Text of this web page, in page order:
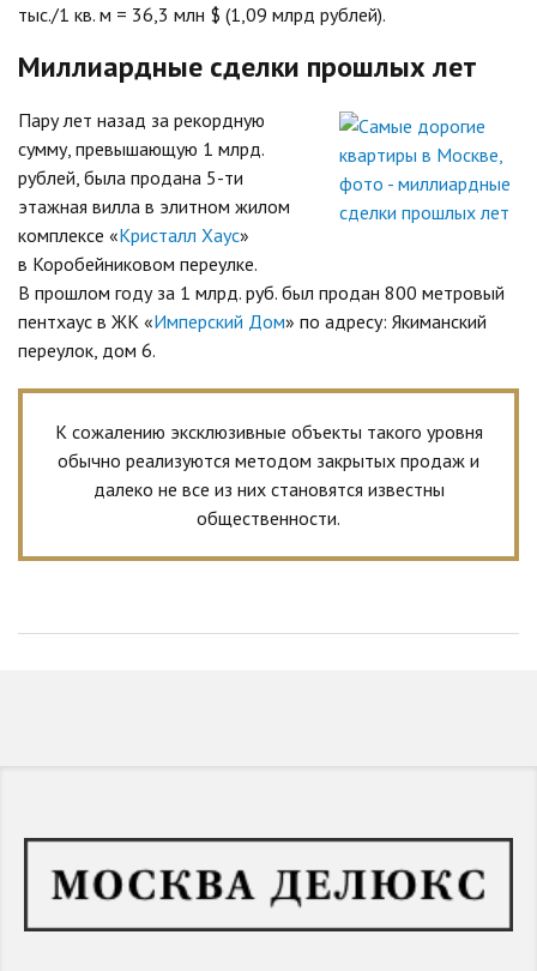
тыс./1 кв. м = 36,3 млн $ (1,09 млрд рублей).
Миллиардные сделки прошлых лет
Пару лет назад за рекордную
сумму, превышающую 1 млрд.
рублей, была продана 5-ти
этажная вилла в элитном жилом
комплексе «Кристалл Хаус»
в Коробейниковом переулке.
В прошлом году за 1 млрд. руб. был продан 800 метровый
пентхаус в ЖК «Имперский Дом» по адресу: Якиманский
переулок, дом 6.
К сожалению эксклюзивные объекты такого уровня
обычно реализуются методом закрытых продаж и
далеко не все из них становятся известны
общественности.